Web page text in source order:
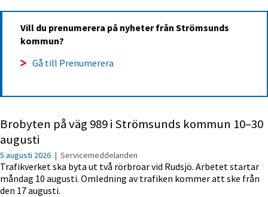
Vill du prenumerera på nyheter från Strömsunds
kommun?
Gå till Prenumerera
Brobyten på väg 989 i Strömsunds kommun 10–30
augusti
5 augusti 2026 | Servicemeddelanden
Trafikverket ska byta ut två rörbroar vid Rudsjö. Arbetet startar
måndag 10 augusti. Omledning av trafiken kommer att ske från
den 17 augusti.